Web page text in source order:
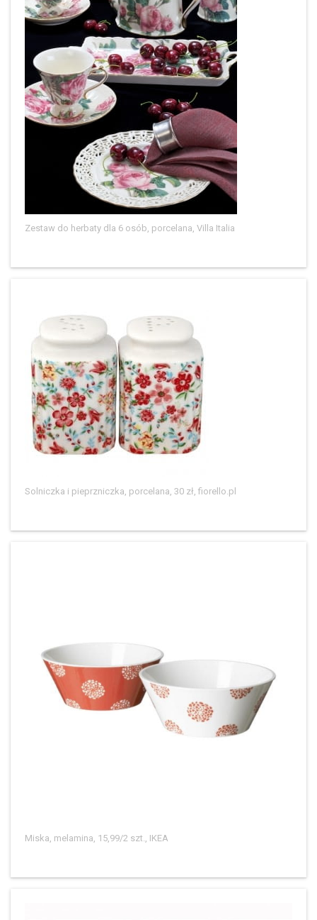
Zestaw do herbaty dla 6 osób, porcelana, Villa Italia
Solniczka i pieprzniczka, porcelana, 30 zł, fiorello.pl
Miska, melamina, 15,99/2 szt., IKEA